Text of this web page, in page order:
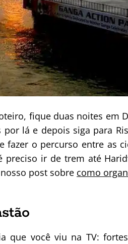
fique duas noites em
lá e depois siga para
fazer o percurso entre as
preciso ir de trem até
post sobre como
que você viu na TV: